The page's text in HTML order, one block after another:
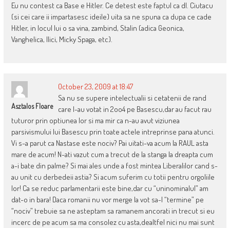
Eu nu contest ca Base e Hitler. Ce detest este faptul ca dl. Ciutacu
(si cei care ii impartasesc ideile) uita sa ne spuna ca dupa ce cade
Hitler, in locul lui o sa vina, zambind, Stalin (adica Geonica,
Vanghelica, Ilici, Micky Spaga, etc).
Asztalos Floare
October 23, 2009 at 18:47
Sa nu se supere intelectualii si cetatenii de rand
care l-au votat in 2oo4 pe Basescu,dar au facut rau
tuturor prin optiunea lor si ma mir ca n-au avut viziunea
parsivismului lui Basescu prin toate actele intreprinse pana atunci.
Vi s-a parut ca Nastase este nociv? Pai uitati-va acum la RAUL asta
mare de acum! N-ati vazut cum a trecut de la stanga la dreapta cum
a-i bate din palme? Si mai ales unde a fost mintea Liberalilor cand s-
au unit cu derbedeii astia? Si acum suferim cu totii pentru orgoliile
lor! Ca se reduc parlamentarii este bine,dar cu “uninominalul” am
dat-o in bara! Daca romanii nu vor merge la vot sa-l “termine” pe
“nociv” trebuie sa ne asteptam sa ramanem ancorati in trecut si eu
incerc de pe acum sa ma consolez cu asta,dealtfel nici nu mai sunt